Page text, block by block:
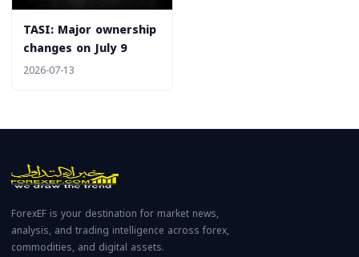
‎TASI: Major ownership
changes on July 9
2026-07-13
ForexEF is your destination for market news,
analysis, and trading intelligence across forex,
commodities, and digital assets.